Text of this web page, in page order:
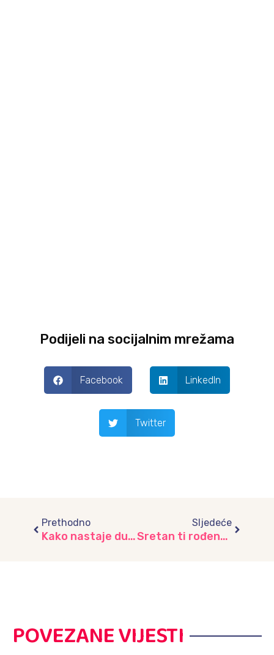
Podijeli na socijalnim mrežama
Facebook LinkedIn
Twitter
Prethodno
Kako nastaje duga?
Sljedeće
Sretan ti rođendan Grade moj!
POVEZANE VIJESTI